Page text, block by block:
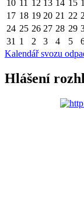
10 11 12 13 14 15
17 18 19 20 21 22
24 25 26 27 28 29
31 1 2 3 4 5
Kalendář svozu
Hlášení